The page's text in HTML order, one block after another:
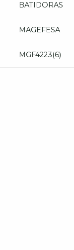
BATIDORAS
MAGEFESA
MGF4223(6)